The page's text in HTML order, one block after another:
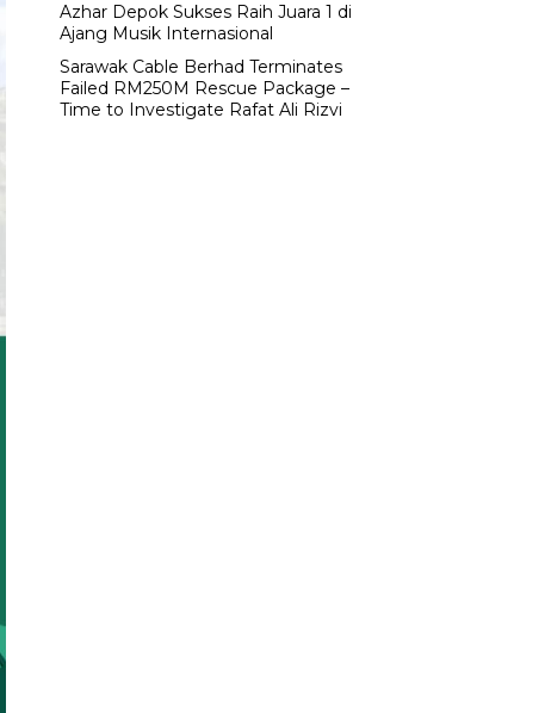
Azhar Depok Sukses Raih Juara 1 di
Ajang Musik Internasional
Sarawak Cable Berhad Terminates
Failed RM250M Rescue Package –
Time to Investigate Rafat Ali Rizvi